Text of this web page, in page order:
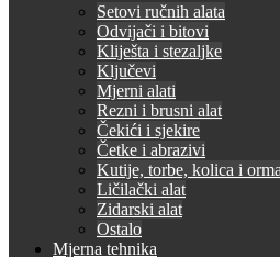
Setovi ručnih alata
Odvijači i bitovi
Kliješta i stezaljke
Ključevi
Mjerni alati
Rezni i brusni alat
Čekići i sjekire
Četke i abrazivi
Kutije, torbe, kolica i
Ličilački alat
Zidarski alat
Ostalo
Mjerna tehnika